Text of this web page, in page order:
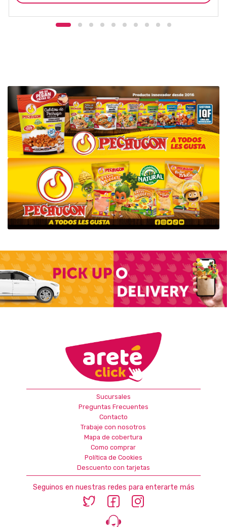
Sucursales
Preguntas Frecuentes
Contacto
Trabaje con nosotros
Mapa de cobertura
Como comprar
Política de Cookies
Descuento con tarjetas
Seguinos en nuestras redes para enterarte más